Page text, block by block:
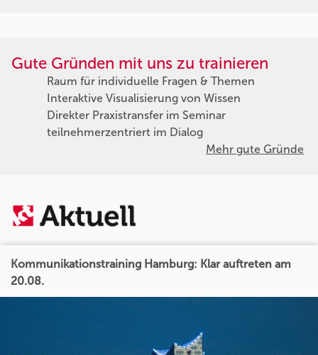
Gute Gründen mit uns zu trainieren
Raum für individuelle Fragen & Themen
Interaktive Visualisierung von Wissen
Direkter Praxistransfer im Seminar
teilnehmerzentriert im Dialog
Mehr gute Gründe
Kommunikationstraining Hamburg: Klar auftreten am
20.08.